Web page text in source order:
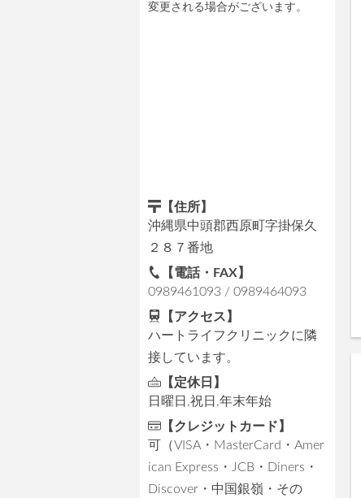
変更される場合がございます。
【住所】
沖縄県中頭郡西原町字掛保久
２８７番地
【電話・FAX】
0989461093 / 0989464093
【アクセス】
ハートライフクリニックに隣
接しています。
【定休日】
日曜日,祝日,年末年始
【クレジットカード】
可（VISA・MasterCard・Amer
ican Express・JCB・Diners・
Discover・中国銀嶺・その